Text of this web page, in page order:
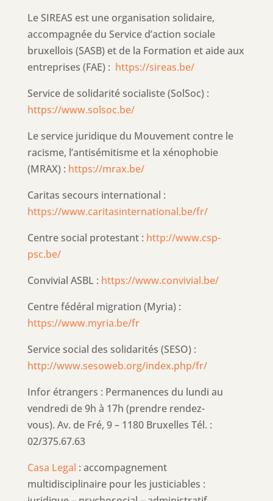
Le SIREAS est une organisation solidaire,
accompagnée du Service d’action sociale
bruxellois (SASB) et de la Formation et aide aux
entreprises (FAE) : https://sireas.be/
Service de solidarité socialiste (SolSoc) :
https://www.solsoc.be/
Le service juridique du Mouvement contre le
racisme, l’antisémitisme et la xénophobie
(MRAX) : https://mrax.be/
Caritas secours international :
https://www.caritasinternational.be/fr/
Centre social protestant : http://www.csp-
psc.be/
Convivial ASBL : https://www.convivial.be/
Centre fédéral migration (Myria) :
https://www.myria.be/fr
Service social des solidarités (SESO) :
http://www.sesoweb.org/index.php/fr/
Infor étrangers : Permanences du lundi au
vendredi de 9h à 17h (prendre rendez-
vous). Av. de Fré, 9 – 1180 Bruxelles Tél. :
02/375.67.63
Casa Legal : accompagnement
multidisciplinaire pour les justiciables :